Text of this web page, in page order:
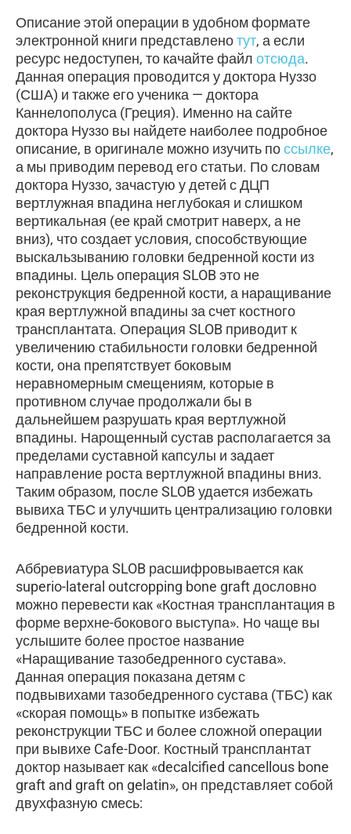
Описание этой операции в удобном формате
электронной книги представленотут, а если
ресурс недоступен, то качайте файл отсюда.
Данная операция проводится у доктора Нуззо
(США) и также его ученика — доктора
Каннелополуса (Греция). Именно на сайте
доктора Нуззо вы найдете наиболее подробное
описание, в оригинале можно изучить поссылке,
а мы приводим перевод его статьи. По словам
доктора Нуззо, зачастую у детей с ДЦП
вертлужная впадина неглубокая и слишком
вертикальная (ее край смотрит наверх, а не
вниз), что создает условия, способствующие
выскальзыванию головки бедренной кости из
впадины. Цель операция SLOB это не
реконструкция бедренной кости, а наращивание
края вертлужной впадины за счет костного
трансплантата. Операция SLOB приводит к
увеличению стабильности головки бедренной
кости, она препятствует боковым
неравномерным смещениям, которые в
противном случае продолжали бы в
дальнейшем разрушать края вертлужной
впадины. Нарощенный сустав располагается за
пределами суставной капсулы и задает
направление роста вертлужной впадины вниз.
Таким образом, после SLOB удается избежать
вывиха ТБС и улучшить централизацию головки
бедренной кости.
Аббревиатура SLOB расшифровывается как
superio-lateral outcropping bone graft дословно
можно перевести как «Костная трансплантация в
форме верхне-бокового выступа». Но чаще вы
услышите более простое название
«Наращивание тазобедренного сустава».
Данная операция показана детям с
подвывихами тазобедренного сустава (ТБС) как
«скорая помощь» в попытке избежать
реконструкции ТБС и более сложной операции
при вывихе Cafe-Door. Костный трансплантат
доктор называет как «decalcified cancellous bone
graft and graft on gelatin», он представляет собой
двухфазную смесь: